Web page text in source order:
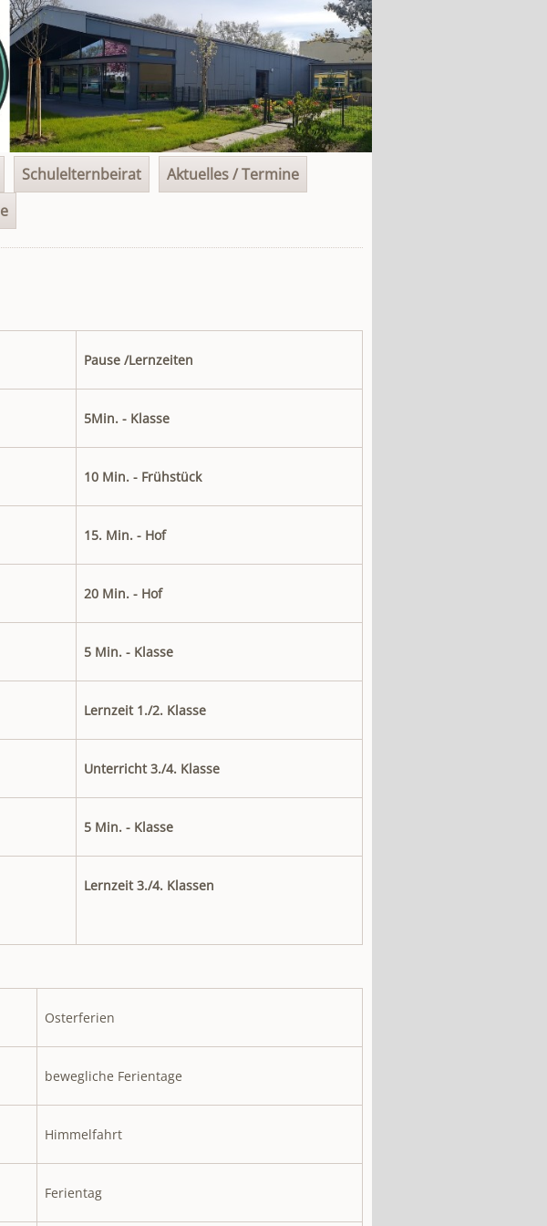
Schulelternbeirat
Aktuelles / Termine
Pause /Lernzeiten
5Min. - Klasse
10 Min. - Frühstück
15. Min. - Hof
20 Min. - Hof
5 Min. - Klasse
Lernzeit 1./2. Klasse
Unterricht 3./4. Klasse
5 Min. - Klasse
Lernzeit 3./4. Klassen
Osterferien
bewegliche Ferientage
Himmelfahrt
Ferientag